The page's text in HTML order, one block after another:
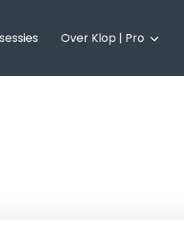
Over Klop | Pro